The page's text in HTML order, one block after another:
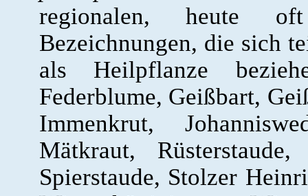
regionalen, heute
Bezeichnungen, die sich
als Heilpflanze
Federblume, Geißbart,
Immenkrut,
Mätkraut,
Spierstaude, Stolzer